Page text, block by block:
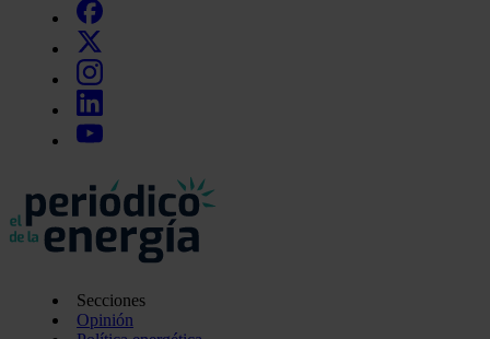
Secciones
Opinión